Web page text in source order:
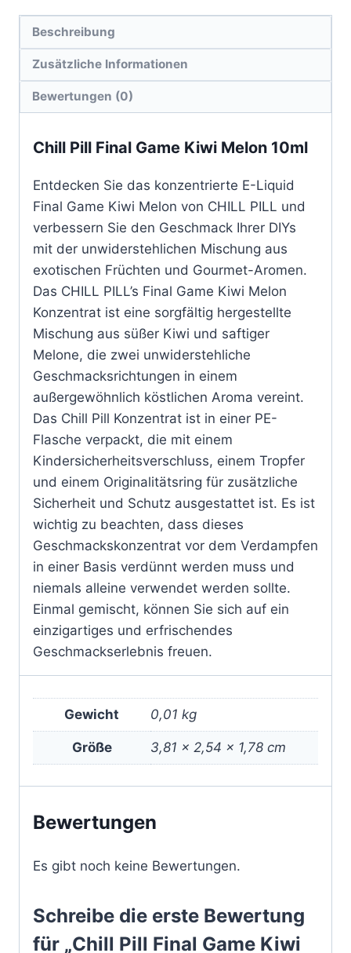
Beschreibung
Zusätzliche Informationen
Bewertungen (0)
Chill Pill Final Game Kiwi Melon 10ml
Entdecken Sie das konzentrierte E-Liquid
Final Game Kiwi Melon von CHILL PILL und
verbessern Sie den Geschmack Ihrer DIYs
mit der unwiderstehlichen Mischung aus
exotischen Früchten und Gourmet-Aromen.
Das CHILL PILL’s Final Game Kiwi Melon
Konzentrat ist eine sorgfältig hergestellte
Mischung aus süßer Kiwi und saftiger
Melone, die zwei unwiderstehliche
Geschmacksrichtungen in einem
außergewöhnlich köstlichen Aroma vereint.
Das Chill Pill Konzentrat ist in einer PE-
Flasche verpackt, die mit einem
Kindersicherheitsverschluss, einem Tropfer
und einem Originalitätsring für zusätzliche
Sicherheit und Schutz ausgestattet ist. Es ist
wichtig zu beachten, dass dieses
Geschmackskonzentrat vor dem Verdampfen
in einer Basis verdünnt werden muss und
niemals alleine verwendet werden sollte.
Einmal gemischt, können Sie sich auf ein
einzigartiges und erfrischendes
Geschmackserlebnis freuen.
Gewicht 0,01 kg
Größe 3,81 × 2,54 × 1,78 cm
Bewertungen
Es gibt noch keine Bewertungen.
Schreibe die erste Bewertung
für „Chill Pill Final Game Kiwi